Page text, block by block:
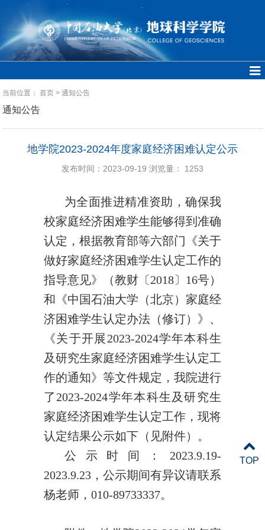
当前位置：首页 >通知公告
通知公告
地学院2023-2024年度家庭经济困难认定公示
发布时间：2023-09-19 浏览量： 1253
为全面推进精准资助，确保我
校家庭经济困难学生能够得到准确
认定，根据教育部等六部门《关于
做好家庭经济困难学生认定工作的
指导意见》（教财〔2018〕16号）
和《中国石油大学（北京）家庭经
济困难学生认定办法（修订）》、
《关于开展2023-2024学年本科生
及研究生家庭经济困难学生认定工
作的通知》等文件规定，我院进行
了2023-2024学年本科生及研究生
家庭经济困难学生认定工作，现将
认定结果公示如下（见附件）。
公示时间：2023.9.19-
2023.9.23，公示期间有异议请联系
杨老师，010-89733337。
TOP